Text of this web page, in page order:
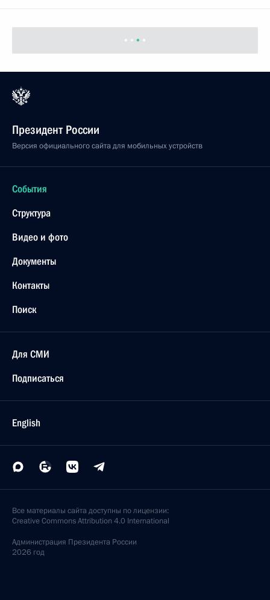
Президент России
Версия официального сайта для мобильных устройств
События
Структура
Видео и фото
Документы
Контакты
Поиск
Для СМИ
Подписаться
English
Все материалы сайта доступны по лицензии:
Creative Commons Attribution 4.0 International
Администрация Президента России
2026 год